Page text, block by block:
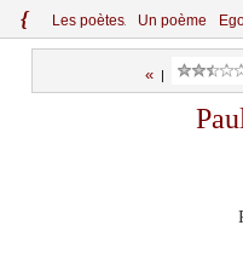
{ Les poètes Un poème
«|